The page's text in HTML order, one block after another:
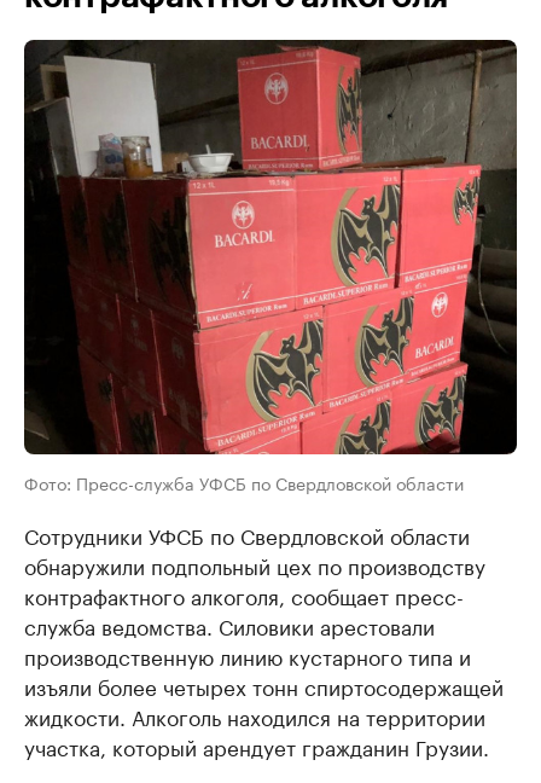
Фото: Пресс-служба УФСБ по Свердловской области
Сотрудники УФСБ по Свердловской области
обнаружили подпольный цех по производству
контрафактного алкоголя, сообщает пресс-
служба ведомства. Силовики арестовали
производственную линию кустарного типа и
изъяли более четырех тонн спиртосодержащей
жидкости. Алкоголь находился на территории
участка, который арендует гражданин Грузии.